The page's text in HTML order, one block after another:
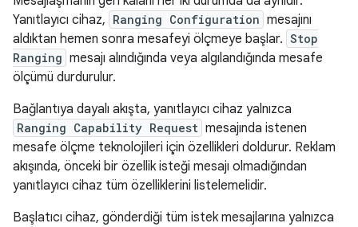
Yanıtlayıcı cihaz, Ranging Configuration mesajını
aldıktan hemen sonra mesafeyi ölçmeye başlar. Stop
Ranging mesajı alındığında veya algılandığında mesafe
ölçümü durdurulur.
Bağlantıya dayalı akışta, yanıtlayıcı cihaz yalnızca
Ranging Capability Request mesajında istenen
mesafe ölçme teknolojileri için özellikleri doldurur. Reklam
akışında, önceki bir özellik isteği mesajı olmadığından
yanıtlayıcı cihaz tüm özelliklerini listelemelidir.
Başlatıcı cihaz, gönderdiği tüm istek mesajlarına yalnızca